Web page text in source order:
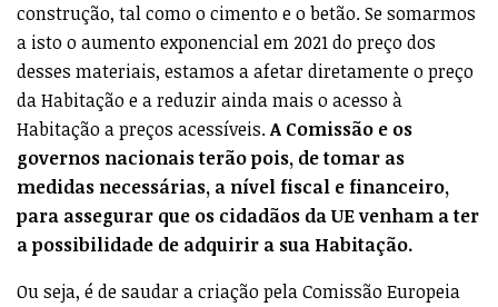
construção, tal como o cimento e o betão. Se somarmos
a isto o aumento exponencial em 2021 do preço dos
desses materiais, estamos a afetar diretamente o preço
da Habitação e a reduzir ainda mais o acesso à
Habitação a preços acessíveis.A Comissão e os
governos nacionais terão pois, de tomar as
medidas necessárias, a nível fiscal e financeiro,
para assegurar que os cidadãos da UE venham a ter
a possibilidade de adquirir a sua Habitação.
Ou seja, é de saudar a criação pela Comissão Europeia